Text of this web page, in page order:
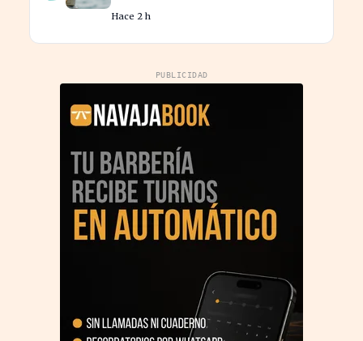
inversores.
Hace 2 h
PUBLICIDAD